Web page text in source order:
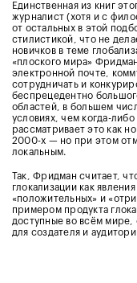
Единственная из книг
журналист (хотя и с
от остальных в этой
стилистикой, что не
новичков в теме
«плоского мира»
электронной почте,
сотрудничать и
беспрецедентно
областей, в большем
условиях, чем когда-
рассматривает это как
2000-х — но при этом
локальным.
Так, Фридман считает,
глокализации как
«положительных» и
примером продукта
доступные во всём мире,
для создателя и